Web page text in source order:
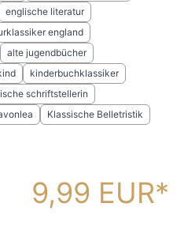
englische literatur
england
alte jugendbücher
kinderbuchklassiker
schriftstellerin
Klassische Belletristik
9,99 EUR